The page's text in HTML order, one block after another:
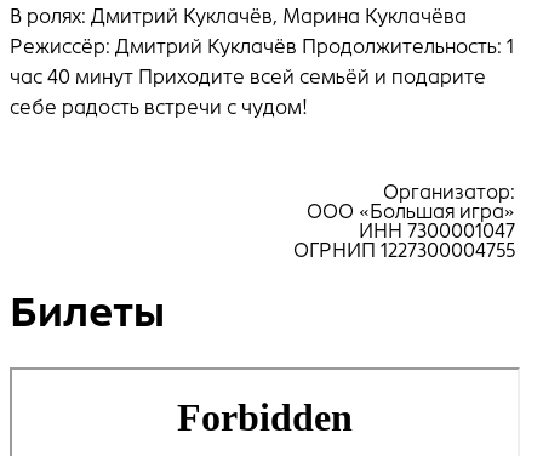
В ролях: Дмитрий Куклачёв, Марина Куклачёва
Режиссёр: Дмитрий Куклачёв Продолжительность: 1
час 40 минут Приходите всей семьёй и подарите
себе радость встречи с чудом!
Организатор:
ООО «Большая игра»
ИНН 7300001047
ОГРНИП 1227300004755
Билеты